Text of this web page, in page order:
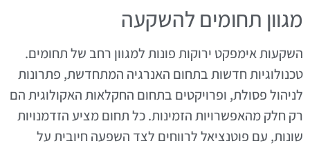
מגוון תחומים להשקעה
השקעות אימפקט ירוקות פונות למגוון רחב של תחומים.
טכנולוגיות חדשות בתחום האנרגיה המתחדשת, פתרונות
לניהול פסולת, ופרויקטים בתחום החקלאות האקולוגית הם
רק חלק מהאפשרויות הזמינות. כל תחום מציע הזדמנויות
שונות, עם פוטנציאל לרווחים לצד השפעה חיובית על